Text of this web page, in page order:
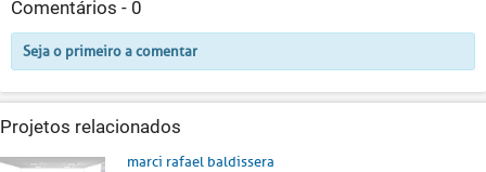
Comentários - 0
Seja o primeiro a comentar
Projetos relacionados
marci rafael baldissera